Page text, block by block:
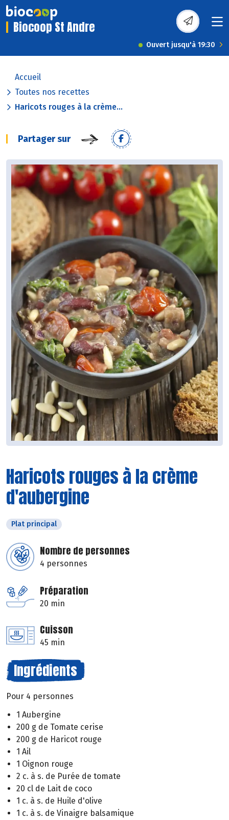
Biocoop St Andre
Ouvert jusqu'à 19:30
Accueil
Toutes nos recettes
Haricots rouges à la crème...
Partager sur
Haricots rouges à la crème
d'aubergine
Plat principal
Nombre de personnes
4 personnes
Préparation
20 min
Cuisson
45 min
Ingrédients
Pour 4 personnes
1 Aubergine
200 g de Tomate cerise
200 g de Haricot rouge
1 Ail
1 Oignon rouge
2 c. à s. de Purée de tomate
20 cl de Lait de coco
1 c. à s. de Huile d'olive
1 c. à s. de Vinaigre balsamique